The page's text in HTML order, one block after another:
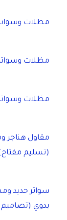
مظلات وسواتر
مظلات وسواتر
مظلات
مقاول هناجر
(تسليم
سواتر حديد
يدوي (تصاميم 2026)